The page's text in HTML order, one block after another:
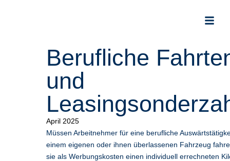
Berufliche
und
April 2025
Müssen Arbeitnehmer für eine berufliche
einem eigenen oder ihnen überlassenen Fahrzeug
sie als Werbungskosten einen individuell errechneten